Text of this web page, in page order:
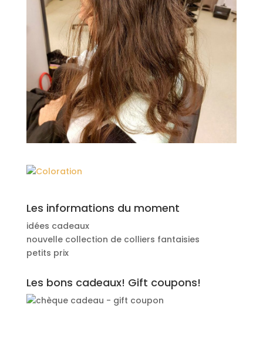
Les informations du moment
idées cadeaux
nouvelle collection de colliers fantaisies
petits prix
Les bons cadeaux! Gift coupons!